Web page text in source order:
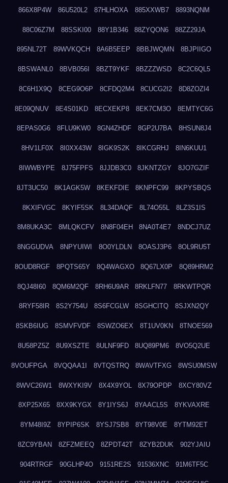
866X8P4W 86U520L2 87HLHOXA 885XXWB7 8893NQNM
88C06Z7M 88SSKI00 88Y1B346 88ZYQON6 88ZZ29JA
895NL72T 89WVKQCH 8A6B5EEP 8BBJWQMN 8BJPIIGO
8BSWANL0 8BVB056I 8BZT9YKF 8BZZZWSD 8C2C6QL5
8C6H1X9Q 8CEG9O6P 8CFDQ2M4 8CUCG2I2 8D8ZOZI4
8E09QNUV 8E4S01KD 8ECXEKP8 8EK7CM3O 8EMTYC6G
8EPAS0G6 8FLU9KW0 8GN4ZHDF 8GP2U7BA 8HSUN8J4
8HV1LF0X 8I0XX43W 8IGK9S2K 8IKCGRHJ 8IN6KUU1
8IWWBYPE 8J75FPFS 8JJDB3C0 8JKNTZGY 8JO7GZIF
8JT3UC50 8K1AGK5W 8KEKFDIE 8KNPFC99 8KPYSBQS
8KXIFVGC 8KYIF5SK 8L34DAQF 8L74O55L 8LZ3S1IS
8M8UKA3C 8MLQKCFV 8N8F04EH 8NA0T4E7 8NDCJ7UZ
8NGGUDVA 8NPYUIWI 8O0YLDLN 8OASJ3P6 8OL9RU5T
8OUD8RGF 8PQTS65Y 8Q4WAGXO 8Q67LX0P 8Q89HRM2
8QJ48I60 8QM6M2QF 8RH6U9AR 8RKLFN77 8RKWTPQR
8RYF58IR 8S2Y754U 8S6FCGLW 8SGHCITQ 8SJXN2QY
8SKB6IUG 8SMVFVDF 8SWZO6EX 8T1UV0KN 8TNOE569
8U58PZ5Z 8U9XSZTE 8ULNF9FD 8UQ89PM6 8VO5Q2UE
8VOUFPGA 8VQQAA1I 8VTQSTRQ 8WAVTFXG 8WSU0MSW
8WVC26W1 8WXYKI9V 8X4X9YOL 8X79OPDP 8XCY80VZ
8XP25X65 8XX9KYGX 8Y1IYS6J 8YAACL5S 8YKVAXRE
8YM48I9Z 8YPIP6SK 8YSJ7SB8 8YT98V0E 8YTM92ET
8ZC9YBAN 8ZFZMEEQ 8ZPDT42T 8ZYB2DUK 902YJAIU
904RTRGF 90GLHP4O 9151RE2S 91536XNC 91M6TF5C